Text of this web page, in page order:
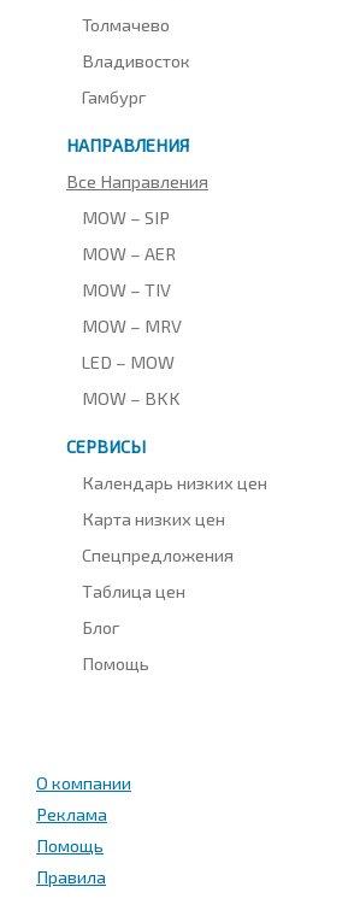
Толмачево
Владивосток
Гамбург
НАПРАВЛЕНИЯ
Все Направления
MOW – SIP
MOW – AER
MOW – TIV
MOW – MRV
LED – MOW
MOW – BKK
СЕРВИСЫ
Календарь низких цен
Карта низких цен
Спецпредложения
Таблица цен
Блог
Помощь
О компании
Реклама
Помощь
Правила